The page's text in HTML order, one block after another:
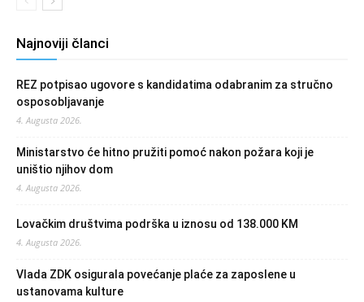
Najnoviji članci
REZ potpisao ugovore s kandidatima odabranim za stručno
osposobljavanje
4. Augusta 2026.
Ministarstvo će hitno pružiti pomoć nakon požara koji je
uništio njihov dom
4. Augusta 2026.
Lovačkim društvima podrška u iznosu od 138.000 KM
4. Augusta 2026.
Vlada ZDK osigurala povećanje plaće za zaposlene u
ustanovama kulture